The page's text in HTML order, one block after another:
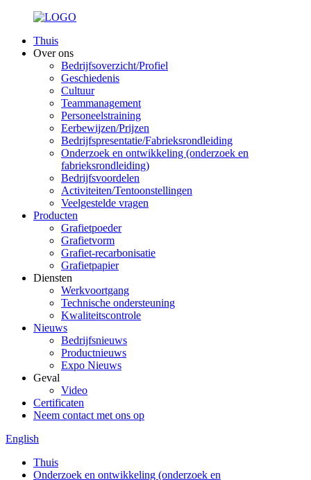
Thuis
Over ons
Bedrijfsoverzicht/Profiel
Geschiedenis
Cultuur
Teammanagement
Personeelstraining
Eerbewijzen/Prijzen
Bedrijfspresentatie/Fabrieksrondleiding
Onderzoek en ontwikkeling (onderzoek en
fabrieksrondleiding)
Bedrijfsvoordelen
Activiteiten/Tentoonstellingen
Veelgestelde vragen
Producten
Grafietpoeder
Grafietvorm
Grafiet-recarbonisatie
Grafietpapier
Diensten
Werkvoortgang
Technische ondersteuning
Kwaliteitscontrole
Nieuws
Bedrijfsnieuws
Productnieuws
Expo Nieuws
Geval
Video
Certificaten
Neem contact met ons op
English
Thuis
Onderzoek en ontwikkeling (onderzoek en